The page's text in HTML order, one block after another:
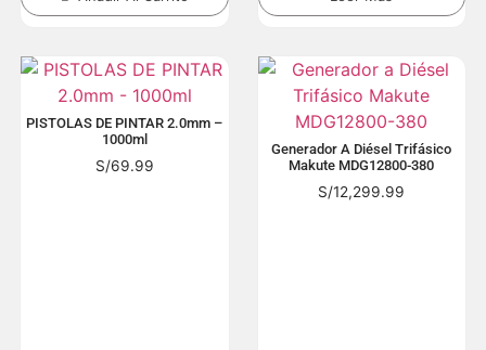
PISTOLAS DE PINTAR 2.0mm –
1000ml
S/69.99
Generador A Diésel Trifásico
Makute MDG12800-380
S/12,299.99